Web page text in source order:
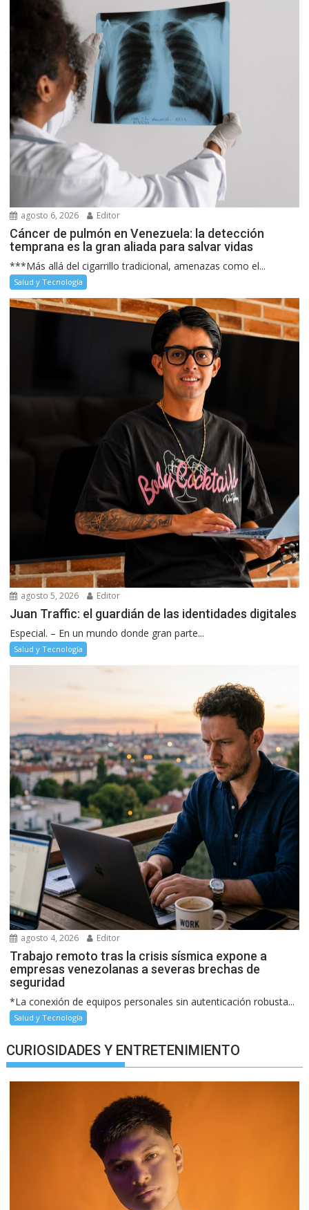
agosto 6, 2026 Editor
Cáncer de pulmón en Venezuela: la detección
temprana es la gran aliada para salvar vidas
***Más allá del cigarrillo tradicional, amenazas como el...
Salud y Tecnología
agosto 5, 2026 Editor
Juan Traffic: el guardián de las identidades digitales
Especial. – En un mundo donde gran parte...
Salud y Tecnología
agosto 4, 2026 Editor
Trabajo remoto tras la crisis sísmica expone a
empresas venezolanas a severas brechas de
seguridad
*La conexión de equipos personales sin autenticación robusta...
Salud y Tecnología
CURIOSIDADES Y ENTRETENIMIENTO